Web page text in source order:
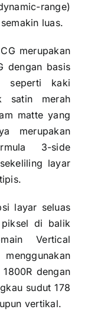
range)
luas.
merupakan
dengan basis
seperti kaki
satin merah
matte yang
merupakan
3-side
layar
layar seluas
di balik
Vertical
dengan
sudut 178
vertikal.